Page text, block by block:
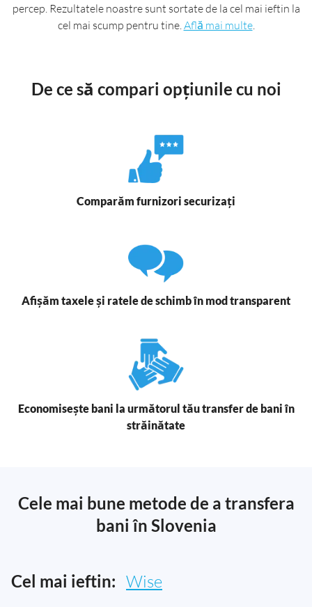
percep. Rezultatele noastre sunt sortate de la cel mai ieftin la
cel mai scump pentru tine.Află mai multe.
De ce să compari opțiunile cu noi
Comparăm furnizori securizați
Afișăm taxele și ratele de schimb în mod transparent
Economisește bani la următorul tău transfer de bani în
străinătate
Cele mai bune metode de a transfera
bani în Slovenia
Cel mai ieftin: Wise